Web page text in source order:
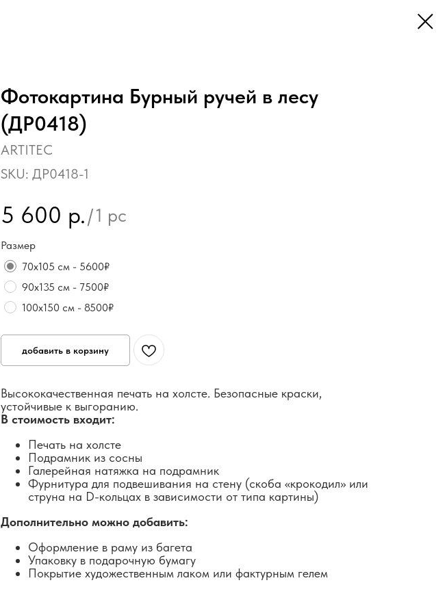
Фотокартина Бурный ручей в лесу
(ДР0418)
ARTITEC
SKU: ДР0418-1
5 600 р./1 pc
Размер
70х105 см - 5600₽
90х135 см - 7500₽
100х150 см - 8500₽
добавить в корзину
Высококачественная печать на холсте. Безопасные краски,
устойчивые к выгоранию.
В стоимость входит:
Печать на холсте
Подрамник из сосны
Галерейная натяжка на подрамник
Фурнитура для подвешивания на стену (скоба «крокодил» или
струна на D-кольцах в зависимости от типа картины)
Дополнительно можно добавить:
Оформление в раму из багета
Упаковку в подарочную бумагу
Покрытие художественным лаком или фактурным гелем